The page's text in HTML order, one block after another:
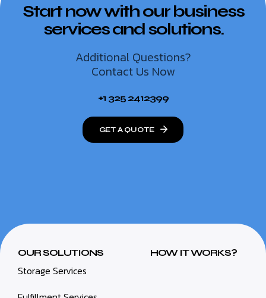
Start now with our business
services and solutions.
Additional Questions?
Contact Us Now
+1 325 2412399
GET A QUOTE
OUR SOLUTIONS HOW IT WORKS?
Storage Services